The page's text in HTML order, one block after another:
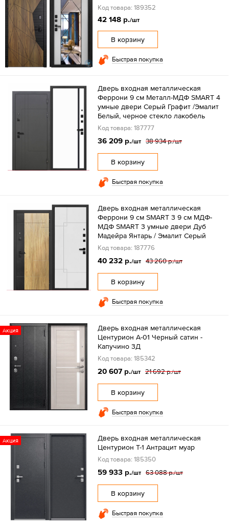
Код товара: 189352
42 148 р./шт
В корзину
Быстрая покупка
Дверь входная металлическая
Феррони 9 см Металл-МДФ SMART 4
умные двери Серый Графит /Эмалит
Белый, черное стекло лакобель
Код товара: 187777
36 209 р./шт 38 934 р./шт
В корзину
Быстрая покупка
Дверь входная металлическая
Феррони 9 см SMART 3 9 см МДФ-
МДФ SMART 3 умные двери Дуб
Мадейра Янтарь / Эмалит Серый
Код товара: 187776
40 232 р./шт 43 260 р./шт
В корзину
Быстрая покупка
Акция
Дверь входная металлическая
Центурион А-01 Черный сатин -
Капучино 3Д
Код товара: 185342
20 607 р./шт 21 692 р./шт
В корзину
Быстрая покупка
Акция
Дверь входная металлическая
Центурион Т-1 Антрацит муар
Код товара: 185350
59 933 р./шт 63 088 р./шт
В корзину
Быстрая покупка